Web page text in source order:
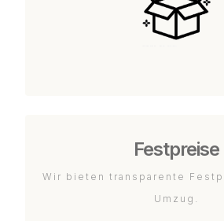
Festpreise
Wir bieten transparente
Umzug.